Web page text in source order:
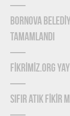
BORNOVA
TAMAMLANDI
FİKRİMİZ.ORG
SIFIR ATIK FİKİR